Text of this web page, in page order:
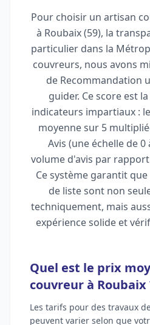
Pour choisir un artisan
à Roubaix (59), la
particulier dans la
couvreurs, nous avons
de Recommandation
guider. Ce score est
indicateurs impartiaux :
moyenne sur 5
Avis (une échelle de 0
volume d'avis par
Ce système garantit
de liste sont non
techniquement, mais
expérience solide et
Quel est le prix
couvreur à Roubaix
Les tarifs pour des travaux
peuvent varier selon que